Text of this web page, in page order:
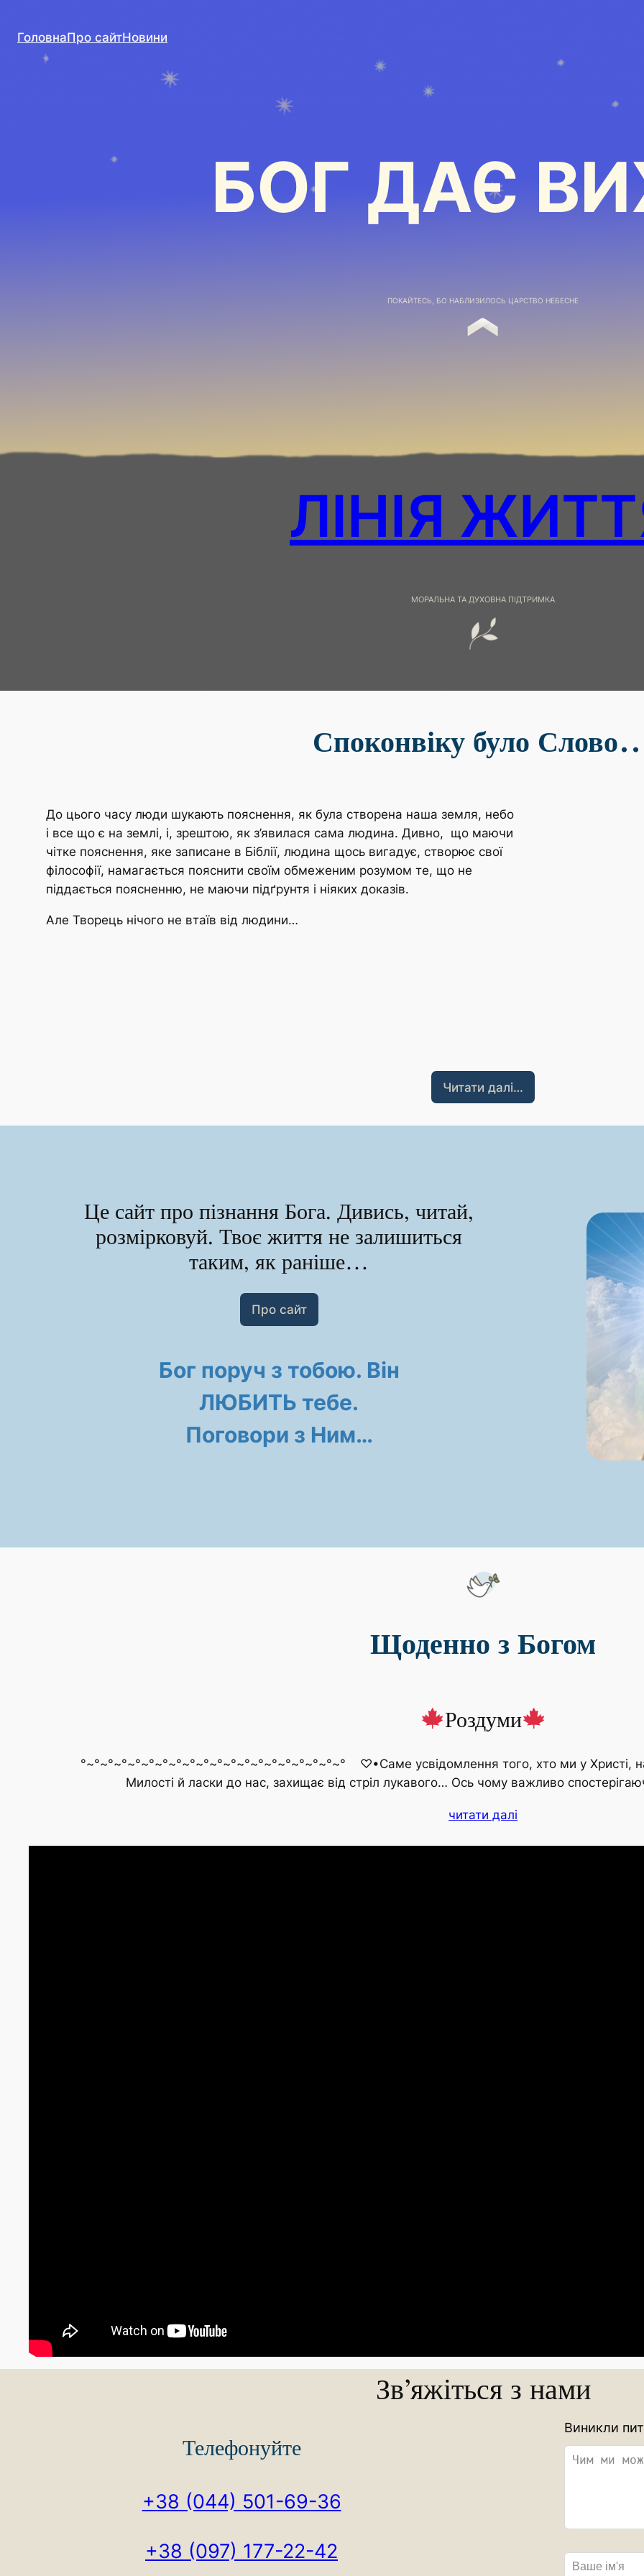
ГоловнаПро сайтНовини
БОГ ДАЄ
ПОКАЙТЕСЬ, БО НАБЛИЗИЛОСЬ ЦАРСТВО НЕБЕСНЕ
ЛІНІЯ
МОРАЛЬНА ТА ДУХОВНА ПІДТРИМКА
Споконвіку було
До цього часу люди шукають пояснення, як була створена наша земля, небо
і все що є на землі, і, зрештою, як з’явилася сама людина. Дивно, що маючи
чітке пояснення, яке записане в Біблії, людина щось вигадує, створює свої
філософії, намагається пояснити своїм обмеженим розумом те, що не
піддається поясненню, не маючи підґрунтя і ніяких доказів.
Але Творець нічого не втаїв від людини…
Читати далі…
Це сайт про пізнання Бога. Дивись, читай,
розмірковуй. Твоє життя не залишиться
таким, як раніше…
Про сайт
Бог поруч з тобою. Він
ЛЮБИТЬ тебе.
Поговори з Ним…
Щоденно з Богом
Роздуми
°~°~°~°~°~°~°~°~°~°~°~°~°~°~°~°~°~°~°~° ♡•Саме усвідомлення того, хто ми у Христі,
Милості й ласки до нас, захищає від стріл лукавого… Ось чому важливо
читати далі
Зв’яжіться з нами
Телефонуйте
+38 (044) 501-69-36
+38 (097) 177-22-42
L
e
Виникли